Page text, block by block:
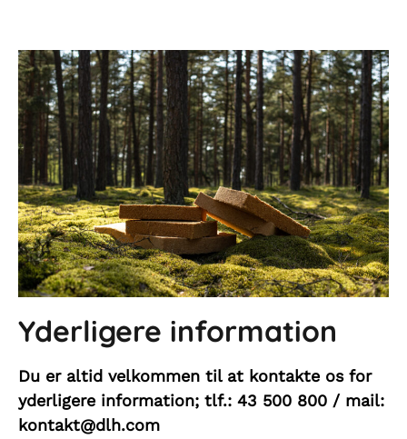
Yderligere information
Du er altid velkommen til at kontakte os for
yderligere information; tlf.: 43 500 800 / mail:
kontakt@dlh.com